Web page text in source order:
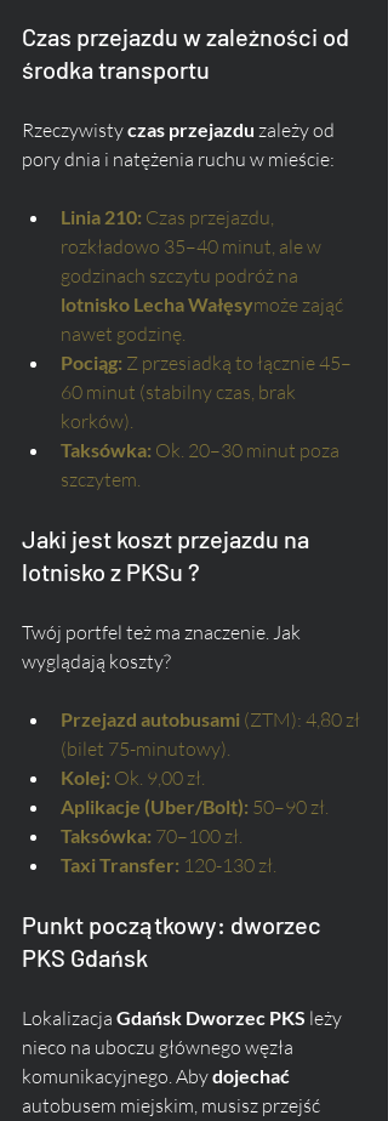
Czas przejazdu w zależności od
środka transportu
Rzeczywisty czas przejazdu zależy od
pory dnia i natężenia ruchu w mieście:
Linia 210: Czas przejazdu,
rozkładowo 35–40 minut, ale w
godzinach szczytu podróż na
lotnisko Lecha Wałęsymoże zająć
nawet godzinę.
Pociąg: Z przesiadką to łącznie 45–
60 minut (stabilny czas, brak
korków).
Taksówka: Ok. 20–30 minut poza
szczytem.
Jaki jest koszt przejazdu na
lotnisko z PKSu ?
Twój portfel też ma znaczenie. Jak
wyglądają koszty?
Przejazd autobusami (ZTM): 4,80 zł
(bilet 75-minutowy).
Kolej: Ok. 9,00 zł.
Aplikacje (Uber/Bolt): 50–90 zł.
Taksówka: 70–100 zł.
Taxi Transfer: 120-130 zł.
Punkt początkowy: dworzec
PKS Gdańsk
Lokalizacja Gdańsk Dworzec PKS leży
nieco na uboczu głównego węzła
komunikacyjnego. Aby dojechać
autobusem miejskim, musisz przejść